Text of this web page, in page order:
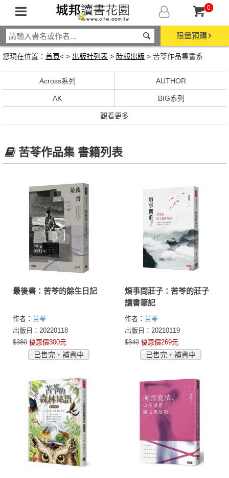
0
限量預購
您現在位置： 首頁< > 出版社列表 > 時報出版 > 苦苓作品集書系
Across系列 AUTHOR
AK BIG系列
觀看更多
苦苓作品集 書籍列表
最後書：苦苓的餘生日記
作者： 苦苓
出版日：20220118
$380 優惠價300元
已售完，補書中
煩事問莊子：苦苓的莊子
讀書筆記
作者： 苦苓
出版日：20210119
$340 優惠價269元
已售完，補書中